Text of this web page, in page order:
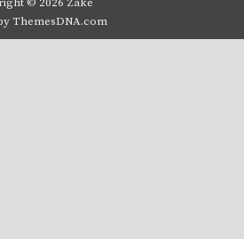
ThemesDNA.com